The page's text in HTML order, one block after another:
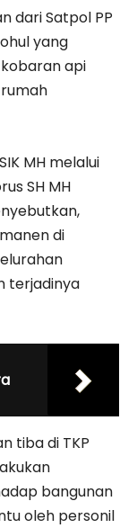
dari Satpol PP
yang
api
MH melalui
SH MH
di
terjadinya
tiba di TKP
bangunan
oleh personil